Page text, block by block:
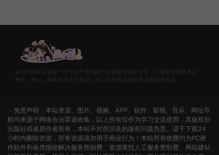
茉小纤的百宝箱是一个专注于查找和分享网络资源的平台，汇集最全建筑考证，
考研，考公，网络技术学习资源，热门软件资源和影音美图娱乐资源。
＞ 免责声明：本站资源、图片、视频、APP、软件、影视、音乐、网址导
航均来源于网络合法渠道收集，以上所有仅作为学习交流使用，其版权归
出版社或者原作者所有，本站不对所涉及的版权问题负责。请于下载24
小时内删除资源，所有资源请勿用于商业行为！本站所有收費均为PC硬
件软件和各类报错解决服务赞助费、资源查找人工服务赞助费、网站建站